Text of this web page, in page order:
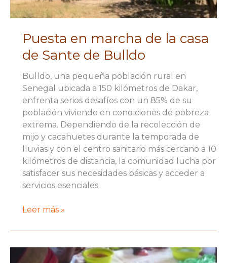
Toukar
Puesta en marcha de la casa
de Sante de Bulldo
Bulldo, una pequeña población rural en
Senegal ubicada a 150 kilómetros de Dakar,
enfrenta serios desafíos con un 85% de su
población viviendo en condiciones de pobreza
extrema. Dependiendo de la recolección de
mijo y cacahuetes durante la temporada de
lluvias y con el centro sanitario más cercano a 10
kilómetros de distancia, la comunidad lucha por
satisfacer sus necesidades básicas y acceder a
servicios esenciales.
Puesta
marcha
de
la
Leer más »